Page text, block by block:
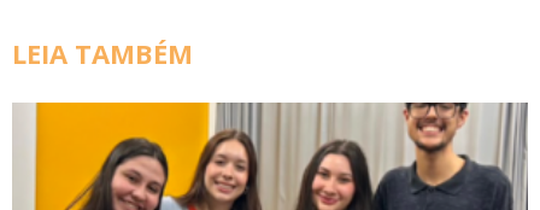
LEIA TAMBÉM